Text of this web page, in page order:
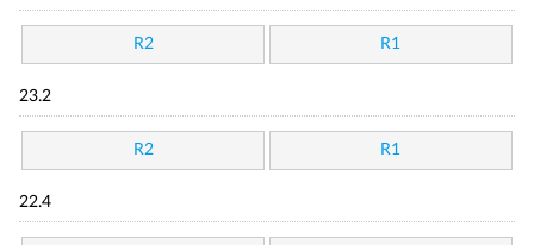
R2 R1
23.2
R2 R1
22.4